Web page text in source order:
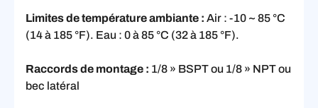
Limites de température ambiante : Air : -10 ~ 85 °C
(14 à 185 °F). Eau : 0 à 85 °C (32 à 185 °F).
Raccords de montage : 1/8 » BSPT ou 1/8 » NPT ou
bec latéral